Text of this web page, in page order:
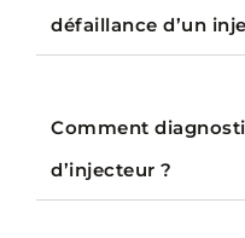
défaillance d’un
Comment
d’injecteur ?